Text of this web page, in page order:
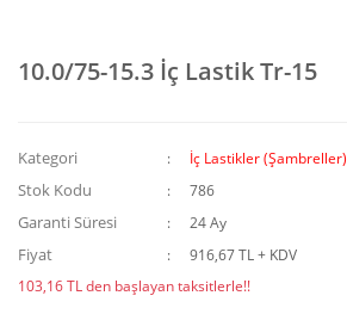
10.0/75-15.3 İç Lastik Tr-15
Kategori İç Lastikler (Şambreller)
Stok Kodu 786
Garanti Süresi 24 Ay
Fiyat
916,67 TL + KDV
103,16 TL den başlayan taksitlerle!!